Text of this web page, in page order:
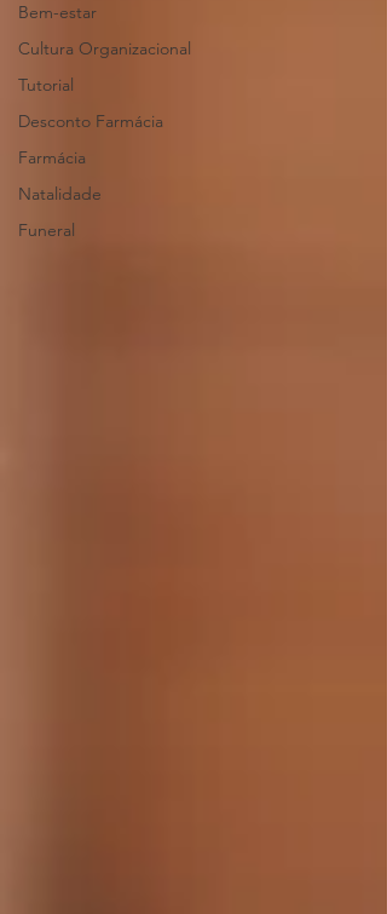
Bem-estar
Cultura Organizacional
Tutorial
Desconto Farmácia
Farmácia
Natalidade
Funeral